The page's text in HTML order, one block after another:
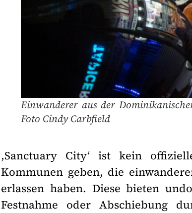
Einwanderer aus der
Foto Cindy Carbfield
,Sanctuary City‘ ist kein
Kommunen geben, die
erlassen haben. Diese bieten
Festnahme oder Abschiebung